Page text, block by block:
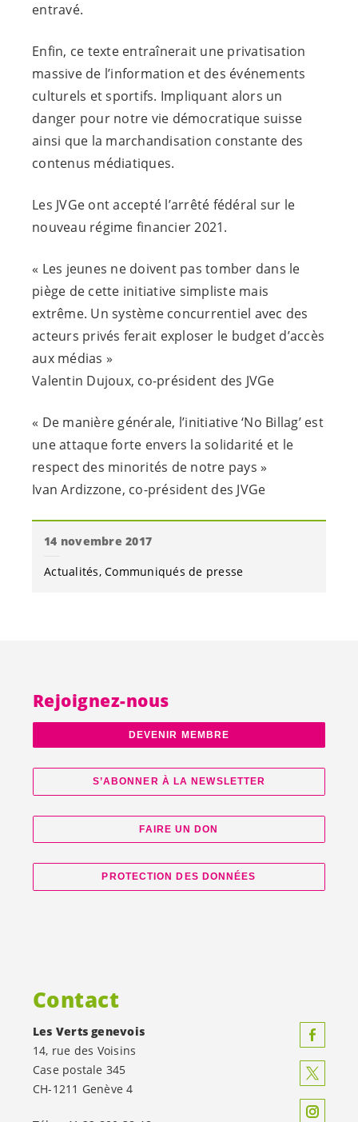
entravé.
Enfin, ce texte entraînerait une privatisation
massive de l’information et des événements
culturels et sportifs. Impliquant alors un
danger pour notre vie démocratique suisse
ainsi que la marchandisation constante des
contenus médiatiques.
Les JVGe ont accepté l’arrêté fédéral sur le
nouveau régime financier 2021.
« Les jeunes ne doivent pas tomber dans le
piège de cette initiative simpliste mais
extrême. Un système concurrentiel avec des
acteurs privés ferait exploser le budget d’accès
aux médias »
Valentin Dujoux, co-président des JVGe
« De manière générale, l’initiative ‘No Billag’ est
une attaque forte envers la solidarité et le
respect des minorités de notre pays »
Ivan Ardizzone, co-président des JVGe
14 novembre 2017
Actualités Communiqués de presse
Rejoignez-nous
DEVENIR MEMBRE
S’ABONNER À LA NEWSLETTER
FAIRE UN DON
PROTECTION DES DONNÉES
Contact
Les Verts genevois
14, rue des Voisins
Case postale 345
CH-1211 Genève 4